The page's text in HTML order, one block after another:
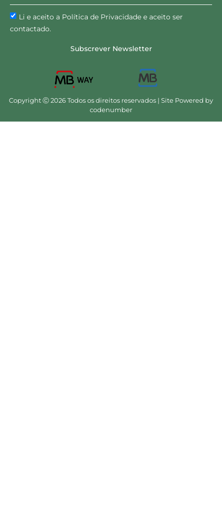
Li e aceito a Política de Privacidade e aceito ser
contactado.
Subscrever Newsletter
Copyright Ⓒ 2026 Todos os direitos reservados | Site Powered by
codenumber